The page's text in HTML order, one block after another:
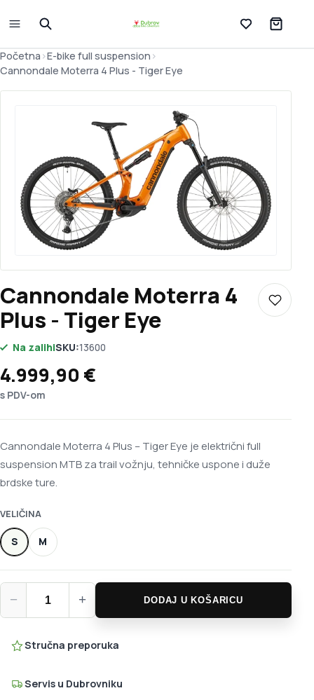
Lista želja
Početna >E-bike full suspension >
Cannondale Moterra 4 Plus - Tiger Eye
Cannondale Moterra 4
Plus - Tiger Eye
Dodaj
Na zalihiSKU:13600
4.999,90 €
s PDV-om
Cannondale Moterra 4 Plus – Tiger Eye je električni full
suspension MTB za trail vožnju, tehničke uspone i duže
brdske ture.
VELIČINA
S M
−
Cannondale Moterra 4 Plus - Tiger Eye količina
+ DODAJ U KOŠARICU
Stručna preporuka
Servis u Dubrovniku